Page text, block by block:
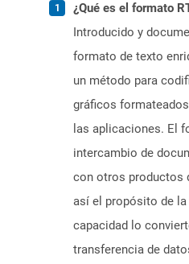
¿Qué es el formato
Introducido y
formato de texto
un método para
gráficos
las aplicaciones. El
intercambio de
con otros productos
así el propósito de
capacidad lo
transferencia de